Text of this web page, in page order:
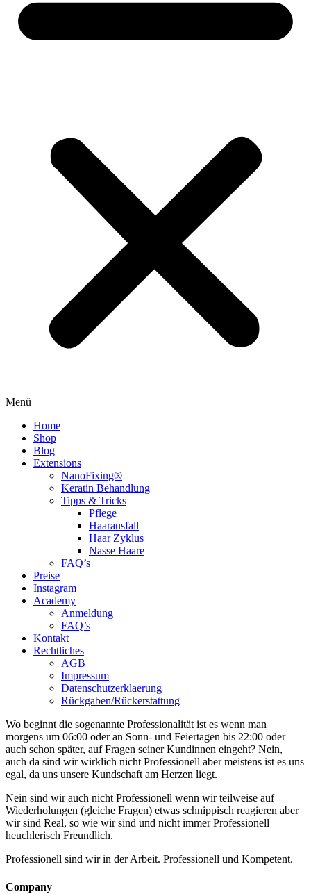
Menü
Home
Shop
Blog
Extensions
NanoFixing®
Keratin Behandlung
Tipps & Tricks
Pflege
Haarausfall
Haar Zyklus
Nasse Haare
FAQ’s
Preise
Instagram
Academy
Anmeldung
FAQ’s
Kontakt
Rechtliches
AGB
Impressum
Datenschutzerklaerung
Rückgaben/Rückerstattung
Wo beginnt die sogenannte Professionalität ist es wenn man
morgens um 06:00 oder an Sonn- und Feiertagen bis 22:00 oder
auch schon später, auf Fragen seiner Kundinnen eingeht? Nein,
auch da sind wir wirklich nicht Professionell aber meistens ist es uns
egal, da uns unsere Kundschaft am Herzen liegt.
Nein sind wir auch nicht Professionell wenn wir teilweise auf
Wiederholungen (gleiche Fragen) etwas schnippisch reagieren aber
wir sind Real, so wie wir sind und nicht immer Professionell
heuchlerisch Freundlich.
Professionell sind wir in der Arbeit. Professionell und Kompetent.
Company